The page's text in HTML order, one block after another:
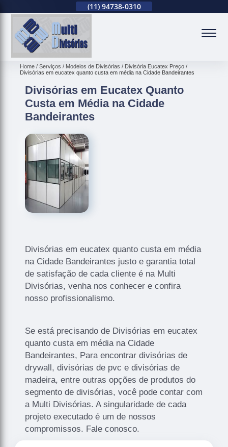
(11) 94738-0310
Home Serviços Modelos de Divisórias
Divisória Eucatex Preço
Divisórias em eucatex quanto custa em média na Cidade Bandeirantes
Divisórias em Eucatex Quanto
Custa em Média na Cidade
Bandeirantes
Divisórias em eucatex quanto custa em média
na Cidade Bandeirantes justo e garantia total
de satisfação de cada cliente é na Multi
Divisórias, venha nos conhecer e confira
nosso profissionalismo.
Se está precisando de Divisórias em eucatex
quanto custa em média na Cidade
Bandeirantes, Para encontrar divisórias de
drywall, divisórias de pvc e divisórias de
madeira, entre outras opções de produtos do
segmento de divisórias, você pode contar com
a Multi Divisórias. A singularidade de cada
projeto executado é um de nossos
compromissos. Fale conosco.